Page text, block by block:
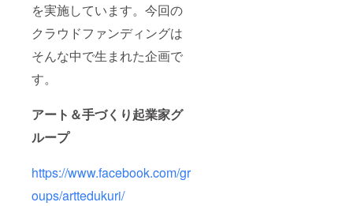
を実施しています。今回の
クラウドファンディングは
そんな中で生まれた企画で
す。
アート＆手づくり起業家グ
ループ
https://www.facebook.com/gr
oups/arttedukuri/